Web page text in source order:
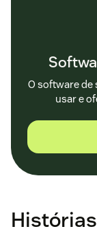
O software de
usar e